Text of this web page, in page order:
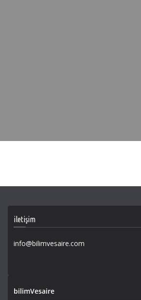
iletişim
info@bilimvesaire.com
bilimVesaire